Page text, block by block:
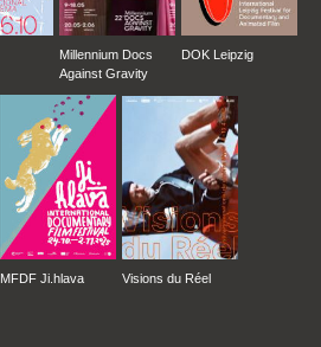
Millennium Docs
Against Gravity
DOK Leipzig
MFDF Ji.hlava Visions du Réel